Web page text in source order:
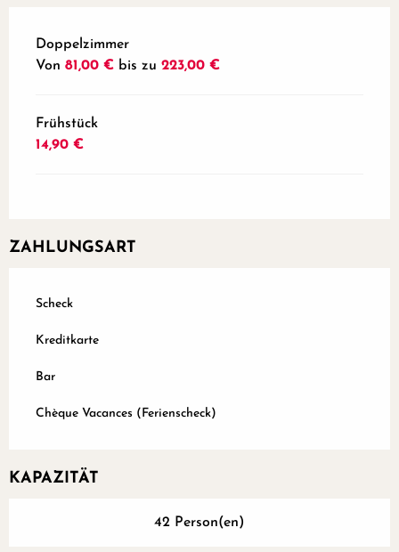
Preise 2026
Doppelzimmer
Von 81,00 € bis zu 223,00 €
Frühstück
14,90 €
ZAHLUNGSART
Scheck
Kreditkarte
Bar
Chèque Vacances (Ferienscheck)
KAPAZITÄT
42 Person(en)